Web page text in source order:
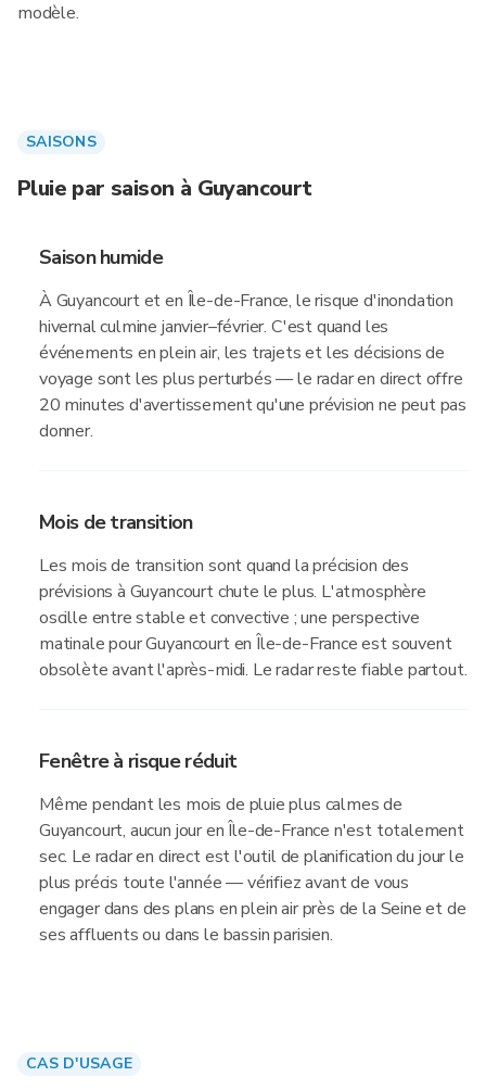
modèle.
SAISONS
Pluie par saison à Guyancourt
Saison humide
À Guyancourt et en Île-de-France, le risque d'inondation
hivernal culmine janvier–février. C'est quand les
événements en plein air, les trajets et les décisions de
voyage sont les plus perturbés — le radar en direct offre
20 minutes d'avertissement qu'une prévision ne peut pas
donner.
Mois de transition
Les mois de transition sont quand la précision des
prévisions à Guyancourt chute le plus. L'atmosphère
oscille entre stable et convective ; une perspective
matinale pour Guyancourt en Île-de-France est souvent
obsolète avant l'après-midi. Le radar reste fiable partout.
Fenêtre à risque réduit
Même pendant les mois de pluie plus calmes de
Guyancourt, aucun jour en Île-de-France n'est totalement
sec. Le radar en direct est l'outil de planification du jour le
plus précis toute l'année — vérifiez avant de vous
engager dans des plans en plein air près de la Seine et de
ses affluents ou dans le bassin parisien.
CAS D'USAGE